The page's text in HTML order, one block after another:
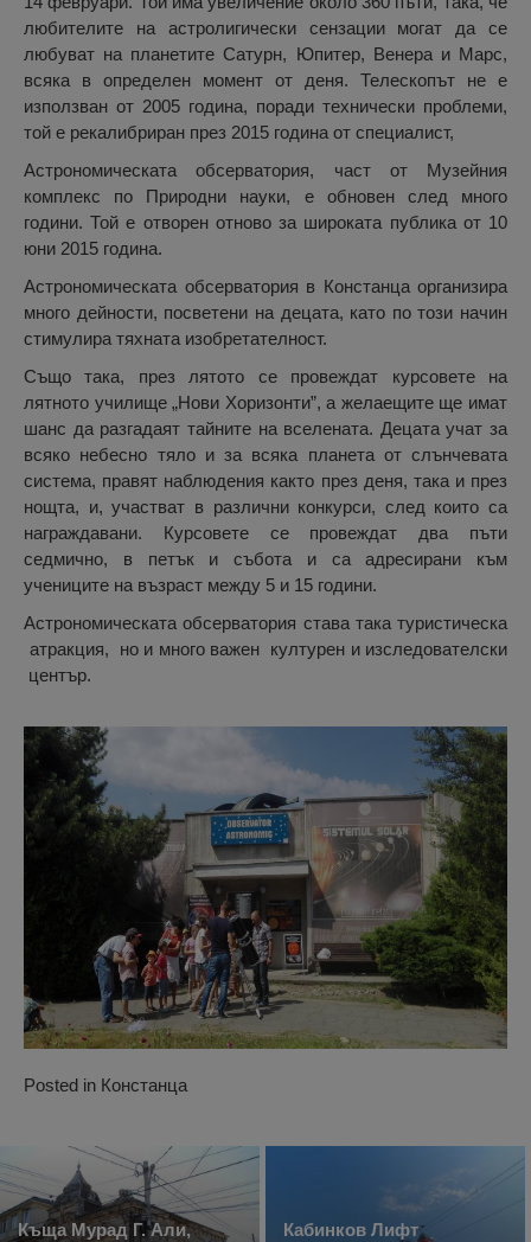
любителите на астролигически сензации могат да се
любуват на планетите Сатурн, Юпитер, Венера и Марс,
всяка в определен момент от деня. Телескопът не е
използван от 2005 година, поради технически проблеми,
той е рекалибриран през 2015 година от специалист,
Астрономическата обсерватория, част от Музейния
комплекс по Природни науки, е обновен след много
години. Той е отворен отново за широката публика от 10
юни 2015 година.
Астрономическата обсерватория в Констанца организира
много дейности, посветени на децата, като по този начин
стимулира тяхната изобретателност.
Също така, през лятото се провеждат курсовете на
лятното училище „Нови Хоризонти”, а желаещите ще имат
шанс да разгадаят тайните на вселената. Децата учат за
всяко небесно тяло и за всяка планета от слънчевата
система, правят наблюдения както през деня, така и през
нощта, и, участват в различни конкурси, след които са
награждавани. Курсовете се провеждат два пъти
седмично, в петък и събота и са адресирани към
учениците на възраст между 5 и 15 години.
Астрономическата обсерватория става така туристическа
атракция, но и много важен културен и изследователски
център.
Posted in Констанца
Къща Мурад Г. Али,
Кабинков Лифт